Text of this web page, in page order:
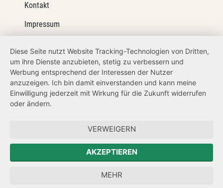
Kontakt
Impressum
Barrierefreiheit
Transparenzanspruch
Hinweisgeberschutz
Zum Sächsischen Landtag
Der Sächsische Integrationsbeauftragte
Sächsische Landesbeauftragte zur Aufarbeitung der SED-
Diese Seite nutzt Website Tracking-Technologien von Dritten,
um ihre Dienste anzubieten, stetig zu verbessern und
Werbung entsprechend der Interessen der Nutzer
anzuzeigen. Ich bin damit einverstanden und kann meine
Einwilligung jederzeit mit Wirkung für die Zukunft widerrufen
oder ändern.
VERWEIGERN
AKZEPTIEREN
MEHR